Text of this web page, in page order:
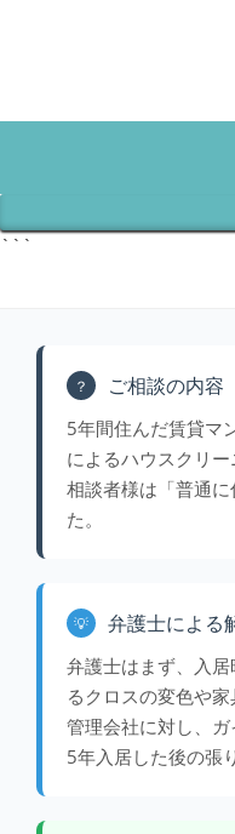
```
？ ご相談の内容
5年間住んだ賃貸マ
によるハウスクリ
相談者様は「普通
た。
💡 弁護士による
弁護士はまず、入
るクロスの変色や
管理会社に対し、
5年入居した後の張